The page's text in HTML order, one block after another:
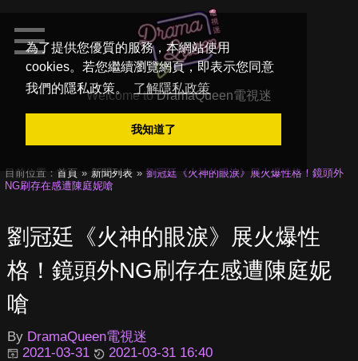
為了提供您優質的服務，本網站使用
cookies。若您繼續瀏覽網頁，即表示您同意
我們的隱私政策。
了解隱私政策
我知道了
Welcome toDramaQueen電視迷
目前位置： 首頁 新聞列表
劉冠廷《火神的眼淚》展火爆性格！鏡頭外
NG刷存在感遭陳庭妮嗆
劉冠廷《火神的眼淚》展火爆性
格！鏡頭外NG刷存在感遭陳庭妮
嗆
By DramaQueen電視迷
2021-03-31
2021-03-31 16:40